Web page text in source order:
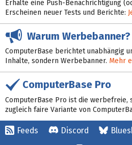
Erhalte eine Push-Benachrichtigung
Erscheinen neuer Tests und Berichte:
Warum Werbebanner?
ComputerBase berichtet unabhängig
Inhalte, sondern Werbebanner. Mehr
ComputerBase Pro
ComputerBase Pro ist die werbefreie,
zugleich faire Variante von
Feeds Discord